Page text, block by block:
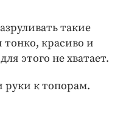
такие
красиво и
этого не хватает.
к топорам.